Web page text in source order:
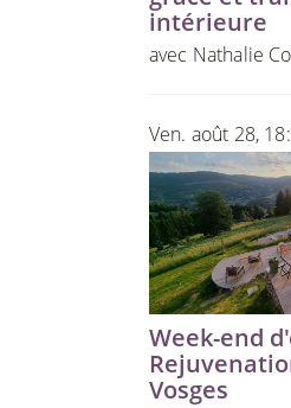
intérieure
avec Nathalie
Ven. août 28,
Week-end
Vosges